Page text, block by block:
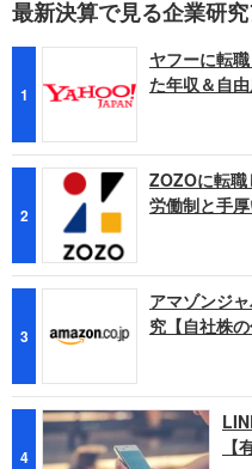
最新決算で見る企業研
1
ヤフーに転
た年収＆自由
2
ZOZOに転
労働制と手厚
3
アマゾンジ
究【自社株
4
【